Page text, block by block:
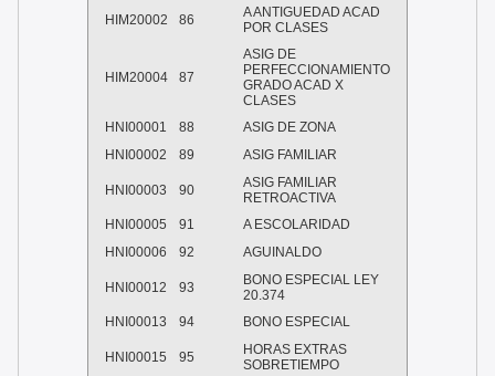
HIM20002 86
A ANTIGUEDAD ACAD
POR CLASES
HIM20004 87
ASIG DE
PERFECCIONAMIENTO
GRADO ACAD X
CLASES
HNI00001
88
ASIG DE ZONA
HNI00002
89 ASIG FAMILIAR
HNI00003 90
ASIG FAMILIAR
RETROACTIVA
HNI00005
91
A ESCOLARIDAD
HNI00006
92 AGUINALDO
HNI00012 93
BONO ESPECIAL LEY
20.374
HNI00013
94 BONO ESPECIAL
HNI00015 95
HORAS EXTRAS
SOBRETIEMPO